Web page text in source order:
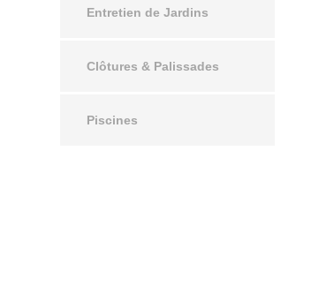
Entretien de Jardins
Clôtures & Palissades
Piscines